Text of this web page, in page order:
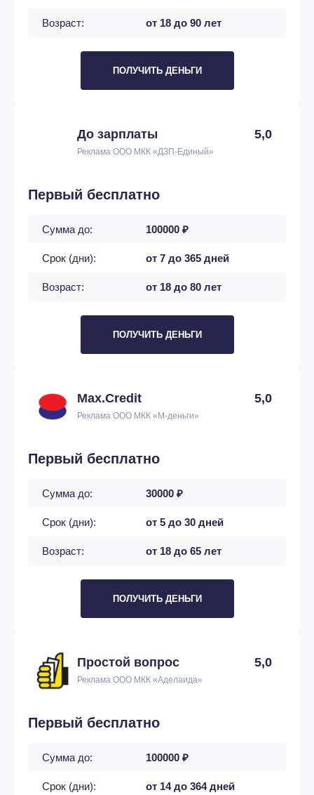
Возраст: от 18 до 90 лет
ПОЛУЧИТЬ ДЕНЬГИ
До зарплаты 5,0
Реклама ООО МКК «ДЗП-Единый»
Первый бесплатно
Сумма до: 100000 ₽
Срок (дни): от 7 до 365 дней
Возраст: от 18 до 80 лет
ПОЛУЧИТЬ ДЕНЬГИ
Max.Credit 5,0
Реклама ООО МКК «М-деньги»
Первый бесплатно
Сумма до: 30000 ₽
Срок (дни): от 5 до 30 дней
Возраст: от 18 до 65 лет
ПОЛУЧИТЬ ДЕНЬГИ
Простой вопрос 5,0
Реклама ООО МКК «Аделаида»
Первый бесплатно
Сумма до: 100000 ₽
Срок (дни): от 14 до 364 дней